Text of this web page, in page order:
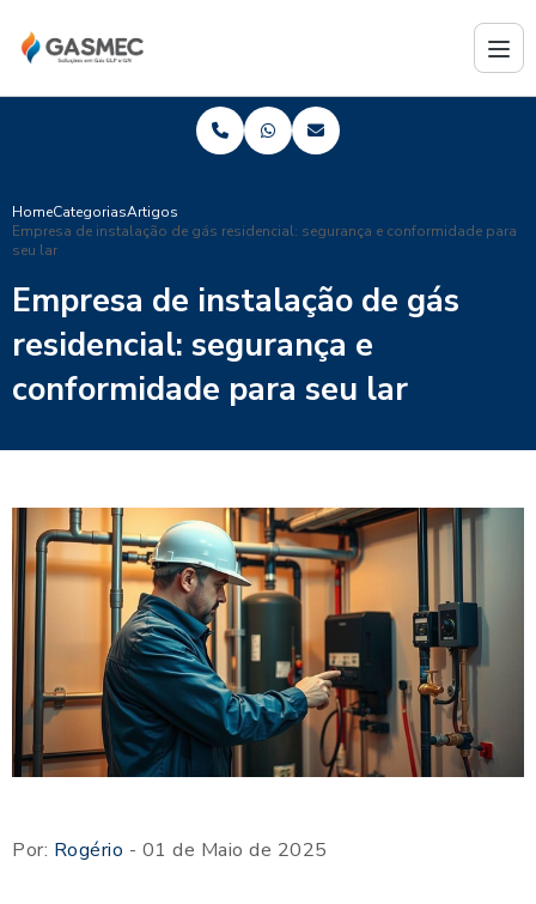
HomeCategoriasArtigos
Empresa de instalação de gás residencial: segurança e conformidade para
seu lar
Empresa de instalação de gás
residencial: segurança e
conformidade para seu lar
Por: Rogério - 01 de Maio de 2025